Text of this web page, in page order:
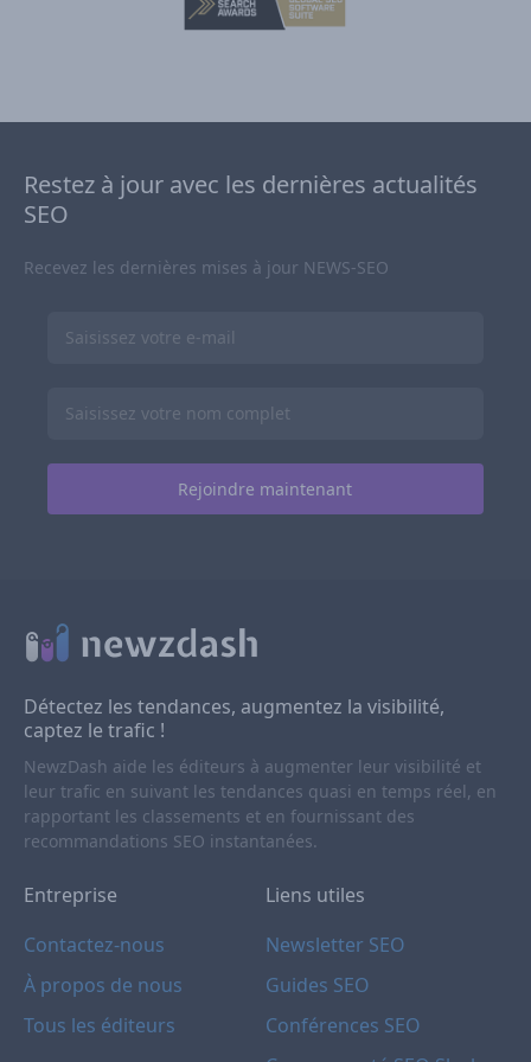
Restez à jour avec les dernières actualités
SEO
Recevez les dernières mises à jour NEWS-SEO
Détectez les tendances, augmentez la visibilité,
captez le trafic !
NewzDash aide les éditeurs à augmenter leur visibilité et
leur trafic en suivant les tendances quasi en temps réel, en
rapportant les classements et en fournissant des
recommandations SEO instantanées.
Entreprise
Contactez-nous
À propos de nous
Tous les éditeurs
Liens utiles
Newsletter SEO
Guides SEO
Conférences SEO